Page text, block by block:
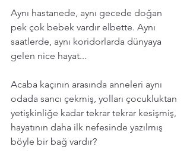
Aynı hastanede, aynı gecede doğan
pek çok bebek vardır elbette. Aynı
saatlerde, aynı koridorlarda dünyaya
gelen nice hayat...
Acaba kaçının arasında anneleri aynı
odada sancı çekmiş, yolları çocukluktan
yetişkinliğe kadar tekrar tekrar kesişmiş,
hayatının daha ilk nefesinde yazılmış
böyle bir bağ vardır?